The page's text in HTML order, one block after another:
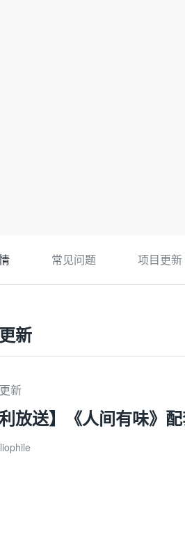
常见问题 项目更新
新
新
利放送】《人间有味》